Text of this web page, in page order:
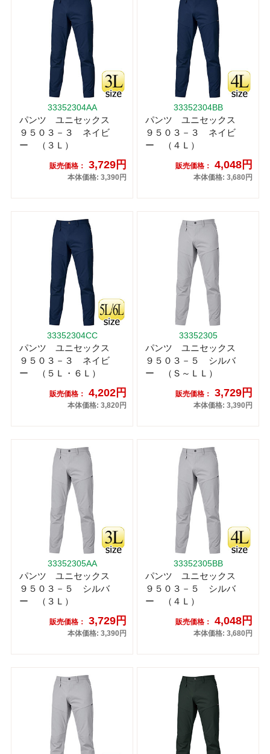
33352304AA
パンツ ユニセックス
９５０３－３ ネイビ
ー （３Ｌ）
販売価格： 3,729円
本体価格: 3,390円
33352304BB
パンツ ユニセックス
９５０３－３ ネイビ
ー （４Ｌ）
販売価格： 4,048円
本体価格: 3,680円
33352304CC
パンツ ユニセックス
９５０３－３ ネイビ
ー （５Ｌ・６Ｌ）
販売価格： 4,202円
本体価格: 3,820円
33352305
パンツ ユニセックス
９５０３－５ シルバ
ー （Ｓ～ＬＬ）
販売価格： 3,729円
本体価格: 3,390円
33352305AA
パンツ ユニセックス
９５０３－５ シルバ
ー （３Ｌ）
販売価格： 3,729円
本体価格: 3,390円
33352305BB
パンツ ユニセックス
９５０３－５ シルバ
ー （４Ｌ）
販売価格： 4,048円
本体価格: 3,680円